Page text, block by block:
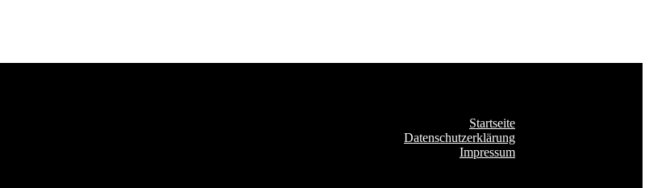
Startseite
Datenschutzerklärung
Impressum